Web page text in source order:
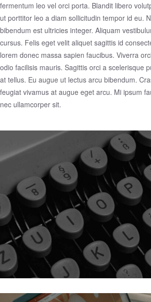
fermentum leo vel orci porta. Blandit libero
ut porttitor leo a diam sollicitudin tempor id eu.
bibendum est ultricies integer. Aliquam
cursus. Felis eget velit aliquet sagittis id
lorem donec massa sapien faucibus. Viverra
odio facilisis mauris. Sagittis orci a scelerisque
at tellus. Eu augue ut lectus arcu bibendum.
feugiat vivamus at augue eget arcu. Mi ipsum
nec ullamcorper sit.